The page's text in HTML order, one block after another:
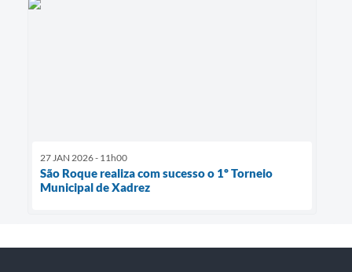
27 JAN 2026 - 11h00
São Roque realiza com sucesso o 1º Torneio
Municipal de Xadrez